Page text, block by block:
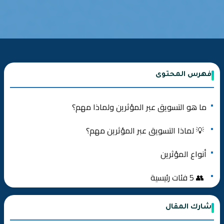
فهرس المحتوى
ما هو التسويق عبر المؤثرين ولماذا مهم؟
💡 لماذا التسويق عبر المؤثرين مهم؟
أنواع المؤثرين
👥 5 فئات رئيسية
الحقيقة المذهلة:
شارك المقال